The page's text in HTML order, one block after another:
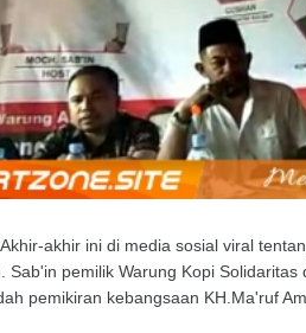
Akhir-akhir ini di media sosial viral
Sab'in pemilik Warung Kopi
pemikiran kebangsaan KH.Ma'ruf